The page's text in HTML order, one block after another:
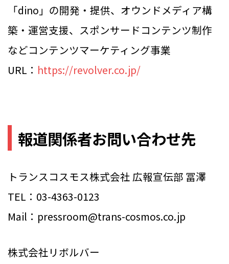
「dino」の開発・提供、オウンドメディア構
築・運営支援、スポンサードコンテンツ制作
などコンテンツマーケティング事業
URL： https://revolver.co.jp/
報道関係者お問い合わせ先
トランスコスモス株式会社 広報宣伝部 冨澤
TEL：03-4363-0123
Mail：pressroom@trans-cosmos.co.jp
株式会社リボルバー